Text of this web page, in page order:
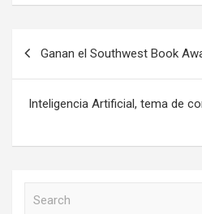
Ganan el Southwest Book
Inteligencia Artificial, tema de